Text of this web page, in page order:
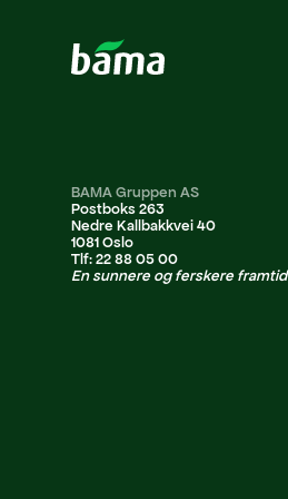
BAMA Gruppen AS
Postboks 263
Nedre Kallbakkvei 40
1081 Oslo
Tlf: 22 88 05 00
En sunnere og ferskere framtid